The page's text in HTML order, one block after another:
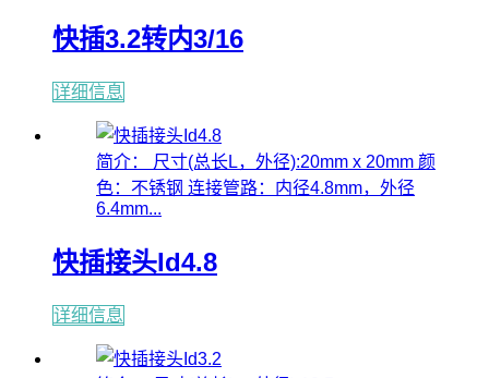
快插3.2转内3/16
详细信息
简介： 尺寸(总长L，外径):20mm x 20mm 颜
色：不锈钢 连接管路：内径4.8mm，外径
6.4mm...
快插接头Id4.8
详细信息